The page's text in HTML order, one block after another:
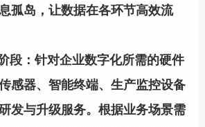
孤岛，让数据在各环节高效流
段：针对企业数字化所需的硬件
感器、智能终端、生产监控设备
发与升级服务。根据业务场景需